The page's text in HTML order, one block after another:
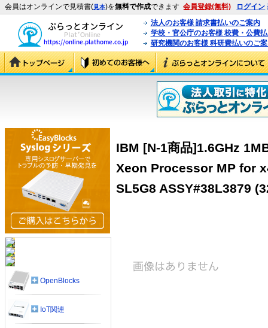
会員はオンラインで見積書(見本)を無料で作成できます 会員登録(無料) ログイン
法人のお客様 請求書払いのご案内
学校・官公庁のお客様 校費・公費
研究機関のお客様 科研費払いのご
IBM [N-1商品]1.6GHz
Xeon Processor MP for
SL5G8 ASSY#38L3879
OpenBlocks
IoT関連